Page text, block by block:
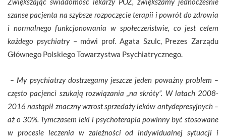
szanse pacjenta na szybsze rozpoczęcie terapii i powrót do zdrowia
i normalnego funkcjonowania w społeczeństwie, co jest celem
każdego psychiatry– mówi prof. Agata Szulc, Prezes Zarządu
Głównego Polskiego Towarzystwa Psychiatrycznego.
– My psychiatrzy dostrzegamy jeszcze jeden poważny problem –
często pacjenci szukają rozwiązania „na skróty”. W latach 2008-
2016 nastąpił znaczny wzrost sprzedaży leków antydepresyjnych –
aż o 30%. Tymczasem leki i psychoterapia powinny być stosowane
w procesie leczenia w zależności od indywidualnej sytuacji i